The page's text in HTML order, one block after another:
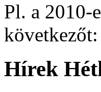
Pl. a 2010-
Hírek